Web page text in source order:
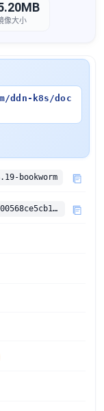
像大小
ddn-k8s/doc
bookworm
sha256:527e95bfec3b5f00568ce5cb1d7b1ae68ac6ee4dfba09ac7130a11dede09511d